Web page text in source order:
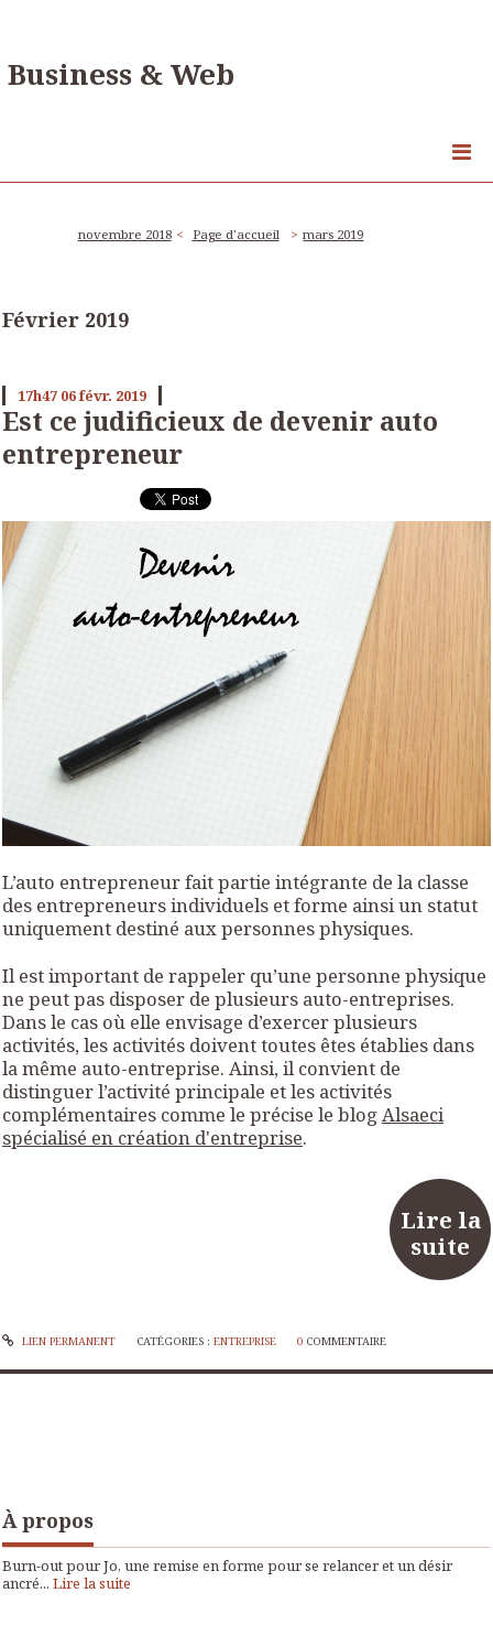
Business & Web
novembre 2018 Page d'accueil mars 2019
Février 2019
17h47 06févr. 2019
Est ce judificieux de devenir auto
entrepreneur
L’auto entrepreneur fait partie intégrante de la classe
des entrepreneurs individuels et forme ainsi un statut
uniquement destiné aux personnes physiques.
Il est important de rappeler qu’une personne physique
ne peut pas disposer de plusieurs auto-entreprises.
Dans le cas où elle envisage d’exercer plusieurs
activités, les activités doivent toutes êtes établies dans
la même auto-entreprise. Ainsi, il convient de
distinguer l’activité principale et les activités
complémentaires comme le précise le blogAlsaeci
spécialisé en création d'entreprise.
Lire la
suite
LIEN PERMANENT CATÉGORIES : ENTREPRISE 0 COMMENTAIRE
À propos
Burn-out pour Jo, une remise en forme pour se relancer et un désir
ancré... Lire la suite